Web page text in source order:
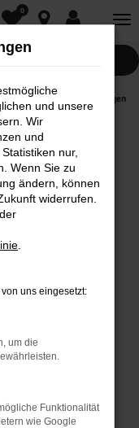
0
Škoda Gebrauchtwagen
in
in
mit dem
und unsere
Wir
und
nur,
Wenn Sie zu
ändern, können
widerrufen.
uns eingesetzt:
um die
Funktionalität
wie Google